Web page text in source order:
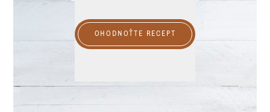
OHODNOŤTE RECEPT